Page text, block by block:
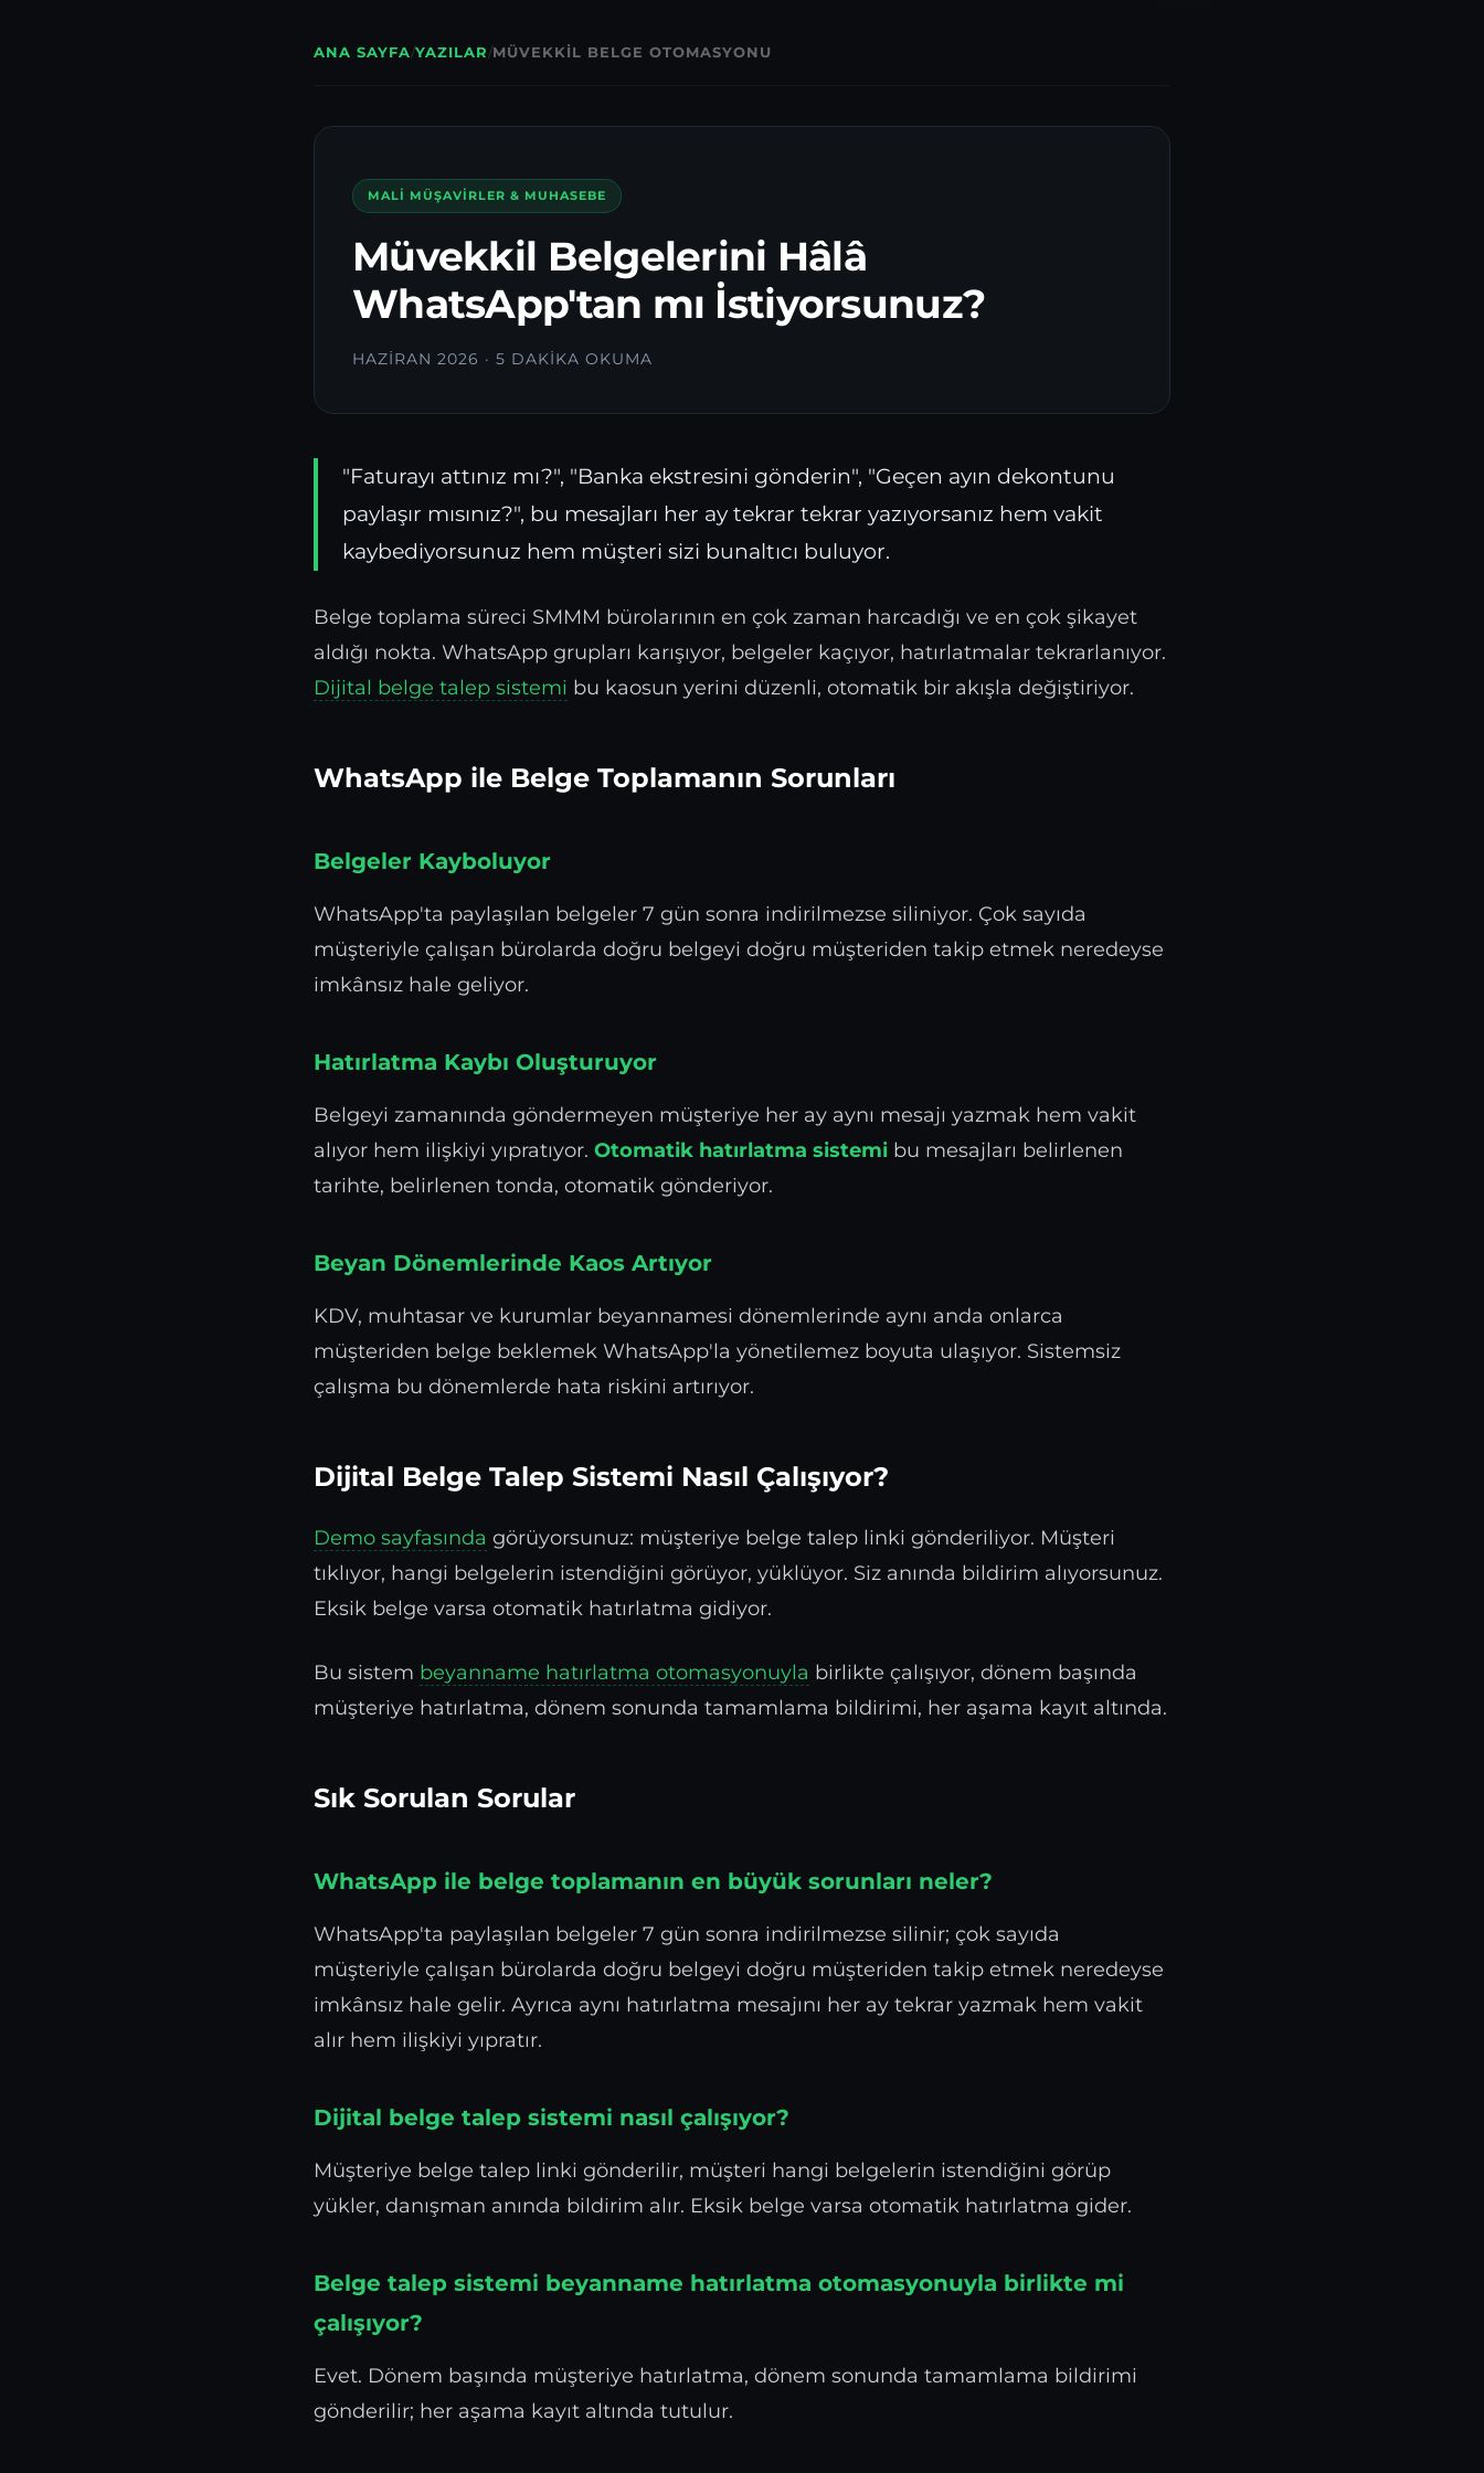
ANA SAYFA/YAZILAR/MÜVEKKIL BELGE OTOMASYONU
MALI MÜŞAVIRLER & MUHASEBE
Müvekkil Belgelerini Hâlâ
WhatsApp'tan mı İstiyorsunuz?
HAZIRAN 2026 · 5 DAKIKA OKUMA
"Faturayı attınız mı?", "Banka ekstresini gönderin", "Geçen ayın dekontunu
paylaşır mısınız?", bu mesajları her ay tekrar tekrar yazıyorsanız hem vakit
kaybediyorsunuz hem müşteri sizi bunaltıcı buluyor.
Belge toplama süreci SMMM bürolarının en çok zaman harcadığı ve en çok şikayet
aldığı nokta. WhatsApp grupları karışıyor, belgeler kaçıyor, hatırlatmalar tekrarlanıyor.
Dijital belge talep sistemi bu kaosun yerini düzenli, otomatik bir akışla değiştiriyor.
WhatsApp ile Belge Toplamanın Sorunları
Belgeler Kayboluyor
WhatsApp'ta paylaşılan belgeler 7 gün sonra indirilmezse siliniyor. Çok sayıda
müşteriyle çalışan bürolarda doğru belgeyi doğru müşteriden takip etmek neredeyse
imkânsız hale geliyor.
Hatırlatma Kaybı Oluşturuyor
Belgeyi zamanında göndermeyen müşteriye her ay aynı mesajı yazmak hem vakit
alıyor hem ilişkiyi yıpratıyor. Otomatik hatırlatma sistemi bu mesajları belirlenen
tarihte, belirlenen tonda, otomatik gönderiyor.
Beyan Dönemlerinde Kaos Artıyor
KDV, muhtasar ve kurumlar beyannamesi dönemlerinde aynı anda onlarca
müşteriden belge beklemek WhatsApp'la yönetilemez boyuta ulaşıyor. Sistemsiz
çalışma bu dönemlerde hata riskini artırıyor.
Dijital Belge Talep Sistemi Nasıl Çalışıyor?
Demo sayfasında görüyorsunuz: müşteriye belge talep linki gönderiliyor. Müşteri
tıklıyor, hangi belgelerin istendiğini görüyor, yüklüyor. Siz anında bildirim alıyorsunuz.
Eksik belge varsa otomatik hatırlatma gidiyor.
Bu sistem beyanname hatırlatma otomasyonuyla birlikte çalışıyor, dönem başında
müşteriye hatırlatma, dönem sonunda tamamlama bildirimi, her aşama kayıt altında.
Sık Sorulan Sorular
WhatsApp ile belge toplamanın en büyük sorunları neler?
WhatsApp'ta paylaşılan belgeler 7 gün sonra indirilmezse silinir; çok sayıda
müşteriyle çalışan bürolarda doğru belgeyi doğru müşteriden takip etmek neredeyse
imkânsız hale gelir. Ayrıca aynı hatırlatma mesajını her ay tekrar yazmak hem vakit
alır hem ilişkiyi yıpratır.
Dijital belge talep sistemi nasıl çalışıyor?
Müşteriye belge talep linki gönderilir, müşteri hangi belgelerin istendiğini görüp
yükler, danışman anında bildirim alır. Eksik belge varsa otomatik hatırlatma gider.
Belge talep sistemi beyanname hatırlatma otomasyonuyla birlikte mi
çalışıyor?
Evet. Dönem başında müşteriye hatırlatma, dönem sonunda tamamlama bildirimi
gönderilir; her aşama kayıt altında tutulur.